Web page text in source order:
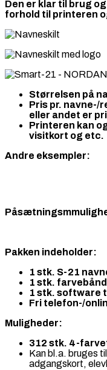
Den er klar til brug
forhold til printeren
Størrelsen på
Pris pr. navne-/
eller andet er
Printeren kan
visitkort og etc.
Andre eksempler:
Pakken indeholder:
1 stk. S-21
1 stk.
1 stk. software
Fri telefon-/
Muligheder:
312 stk. 4-
Kan bl.a. bruges
adgangskort,